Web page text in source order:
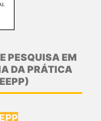
PESQUISA EM
DA PRÁTICA